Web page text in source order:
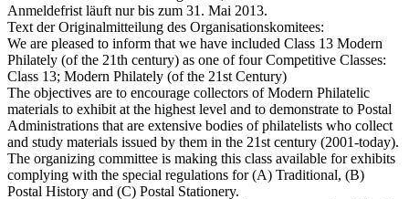
Anmeldefrist läuft nur bis zum 31. Mai 2013.
Text der Originalmitteilung des Organisationskomitees:
We are pleased to inform that we have included Class 13 Modern
Philately (of the 21th century) as one of four Competitive Classes:
Class 13; Modern Philately (of the 21st Century)
The objectives are to encourage collectors of Modern Philatelic
materials to exhibit at the highest level and to demonstrate to Postal
Administrations that are extensive bodies of philatelists who collect
and study materials issued by them in the 21st century (2001-today).
The organizing committee is making this class available for exhibits
complying with the special regulations for (A) Traditional, (B)
Postal History and (C) Postal Stationery.